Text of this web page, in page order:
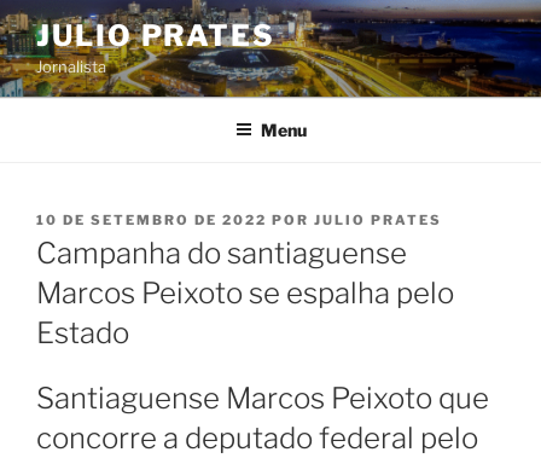
Pular
para
o
conteúdo
JULIO PRATES
Jornalista
Menu
PUBLICADO
EM
10 DE SETEMBRO DE 2022 POR JULIO PRATES
Campanha do santiaguense
Marcos Peixoto se espalha pelo
Estado
Santiaguense Marcos Peixoto que
concorre a deputado federal pelo